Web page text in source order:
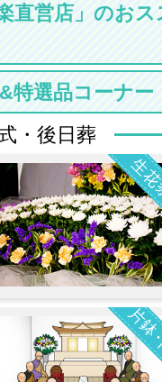
直営店」のおス
特選品コーナー
・後日葬
生
片